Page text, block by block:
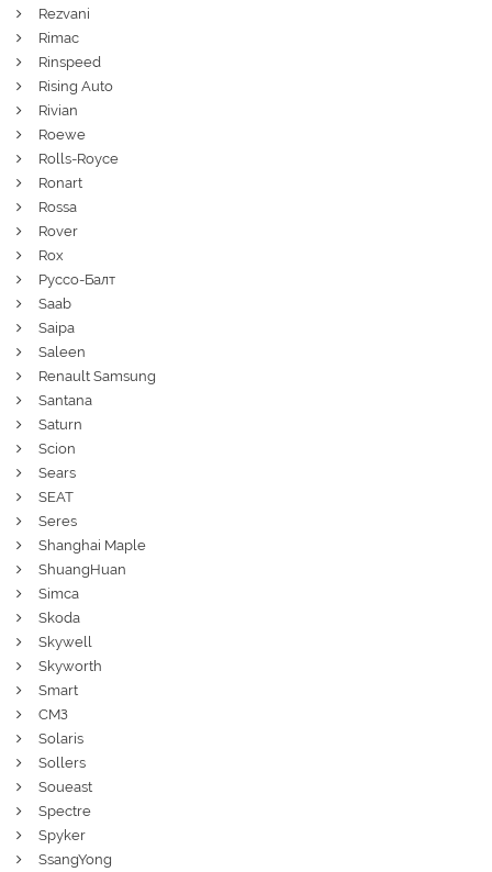
Rezvani
Rimac
Rinspeed
Rising Auto
Rivian
Roewe
Rolls-Royce
Ronart
Rossa
Rover
Rox
Руссо-Балт
Saab
Saipa
Saleen
Renault Samsung
Santana
Saturn
Scion
Sears
SEAT
Seres
Shanghai Maple
ShuangHuan
Simca
Skoda
Skywell
Skyworth
Smart
СМЗ
Solaris
Sollers
Soueast
Spectre
Spyker
SsangYong